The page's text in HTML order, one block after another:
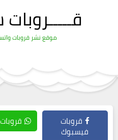
موقع نشر قروبات
قروبات
فيسبوك